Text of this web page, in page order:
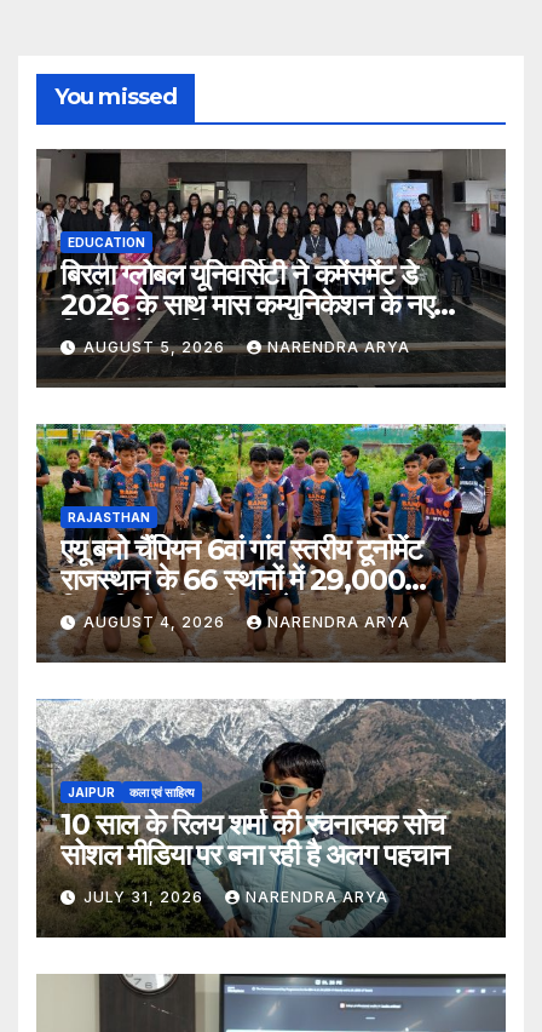
You missed
EDUCATION
बिरला ग्लोबल यूनिवर्सिटी ने कमेंसमेंट डे
2026 के साथ मास कम्युनिकेशन के नए
विद्यार्थियों का किया स्वागत
AUGUST 5, 2026 NARENDRA ARYA
RAJASTHAN
एयू बनो चैंपियन 6वां गांव स्तरीय टूर्नामेंट
राजस्थान के 66 स्थानों में 29,000
खिलाड़ियों की भागीदारी के साथ संपन्न हुआ
AUGUST 4, 2026 NARENDRA ARYA
JAIPUR कला एवं साहित्य
10 साल के रिलय शर्मा की रचनात्मक सोच
सोशल मीडिया पर बना रही है अलग पहचान
JULY 31, 2026 NARENDRA ARYA